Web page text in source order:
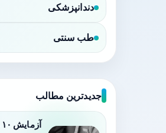
دندانپزشکی
طب سنتی
جدیدترین مطالب